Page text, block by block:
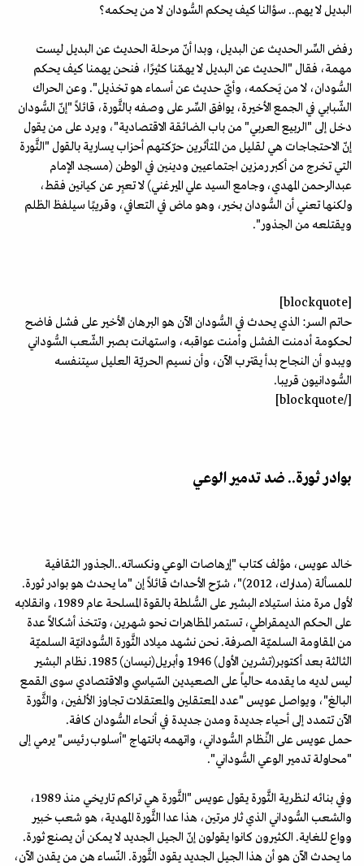
البديل لا يهم.. سؤالنا كيف يحكم السُّودان لا من يحكمه؟
رفض السِّر الحديث عن البديل، وبدا أنّ مرحلة الحديث عن البديل ليست
مهمة، فقال "الحديث عن البديل لا يهمّنا كثيرًا، فنحن يهمنا كيف يحكم
السُّودان، لا من يَحكمه، وأيّ حديث عن أسماء هو تخذيل". وعن الحراك
الشّبابي في الجمع الأخيرة، يوافق السِّر على وصفه بالثَّورة، قائلاً "إنّ السُّودان
دخل إلى "الربيع العربي" من باب الضائقة الاقتصادية"، ويرد على من يقول
إنّ الاحتجاجات هي لقليل من المتأثرين حرّكتهم أحزاب يسارية بالقول "الثَّورة
التي تخرج من أكبر رمزين اجتماعيين ودينين في الوطن (مسجد الإمام
عبدالرحمن المهدي، وجامع السيد علي الميرغني) لا تعبِر عن كيانين فقط،
ولكنها تعني أن السُّودان بخير، وهو ماض في التعافي، وقريبًا سيلفظ الظلم
ويقتلعه من الجذور".
حاتم السر: الذي يحدث في السُّودان الآن هو البرهان الأخير على فشل فاضح
لحكومة أدمنت الفشل وأمنت عواقبه، واستهانت بصبر الشّعب السُّوداني
ويبدو أن النجاح بدأ يقترب الآن، وأن نسيم الحريّة العليل سيتنفسه
السُّودانيون قريبا.
[/blockquote]
بوادر ثورة.. ضد تدمير الوعي
خالد عويس، مؤلف كتاب "إرهاصات الوعي ونكساته..الجذور الثقافية
للمسألة (مدارك، 2012)"، شرّح الأحداث قائلاً إن "ما يحدث هو بوادر ثورة.
لأول مرة منذ استيلاء البشير على السُّلطة بالقوة المسلحة عام 1989، وانقلابه
على الحكم الديمقراطي، تستمر المظاهرات نحو شهرين، وتتخذ أشكالاً عدة
من المقاومة السلميّة الصرفة. نحن نشهد ميلاد الثَّورة السُّودانيّة السلميّة
الثالثة بعد أكتوبر(تشرين الأول) 1946 وأبريل(نيسان) 1985. نظام البشير
ليس لديه ما يقدمه حالياً على الصعيدين السّياسي والاقتصادي سوى القمع
البالغ"، ويواصل عويس "عدد المعتقلين والمعتقلات تجاوز الألفين، والثَّورة
الآن تتمدد إلى أحياء جديدة ومدن جديدة في أنحاء السُّودان كافة.
حمل عويس على النِّظام السُّوداني، واتهمه بانتهاج "أسلوب رئيس" يرمي إلى
"محاولة تدمير الوعي السُّوداني".
وفي بنائه لنظرية الثَّورة يقول عويس "الثَّورة هي تراكم تاريخي منذ 1989،
والشعب السُّوداني الذي ثار مرتين، هذا عدا الثَّورة المهدية، هو شعب خبير
وواع للغاية. الكثيرون كانوا يقولون إنّ الجيل الجديد لا يمكن أن يصنع ثورة.
ما يحدث الآن هو أن هذا الجيل الجديد يقود الثَّورة. النّساء هن من يقدن الآن،